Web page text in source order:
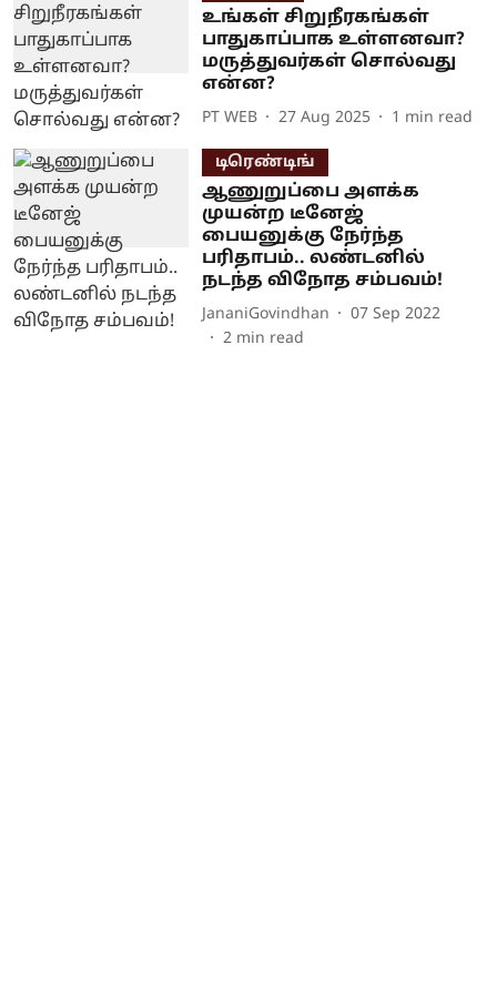
உங்கள் சிறுநீரகங்கள்
பாதுகாப்பாக உள்ளனவா?
மருத்துவர்கள் சொல்வது
என்ன?
PT WEB 27 Aug 2025 1 min read
டிரெண்டிங்
ஆணுறுப்பை அளக்க
முயன்ற டீனேஜ்
பையனுக்கு நேர்ந்த
பரிதாபம்.. லண்டனில்
நடந்த விநோத சம்பவம்!
JananiGovindhan
07 Sep 2022
2 min read